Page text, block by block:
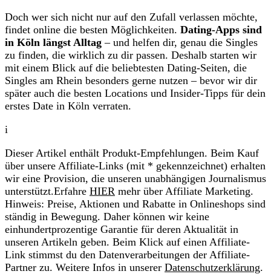
Doch wer sich nicht nur auf den Zufall verlassen möchte,
findet online die besten Möglichkeiten. Dating-Apps sind
in Köln längst Alltag – und helfen dir, genau die Singles
zu finden, die wirklich zu dir passen. Deshalb starten wir
mit einem Blick auf die beliebtesten Dating-Seiten, die
Singles am Rhein besonders gerne nutzen – bevor wir dir
später auch die besten Locations und Insider-Tipps für dein
erstes Date in Köln verraten.
i
Dieser Artikel enthält Produkt-Empfehlungen. Beim Kauf
über unsere Affiliate-Links (mit * gekennzeichnet) erhalten
wir eine Provision, die unseren unabhängigen Journalismus
unterstützt.Erfahre HIER mehr über Affiliate Marketing.
Hinweis: Preise, Aktionen und Rabatte in Onlineshops sind
ständig in Bewegung. Daher können wir keine
einhundertprozentige Garantie für deren Aktualität in
unseren Artikeln geben. Beim Klick auf einen Affiliate-
Link stimmst du den Datenverarbeitungen der Affiliate-
Partner zu. Weitere Infos in unserer Datenschutzerklärung.